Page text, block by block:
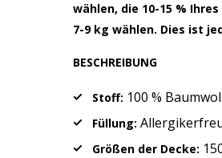
wählen, die 10-15 %
7-9 kg wählen. Dies ist
BESCHREIBUNG
Stoff: 100 %
Füllung:
Größen der Decke: